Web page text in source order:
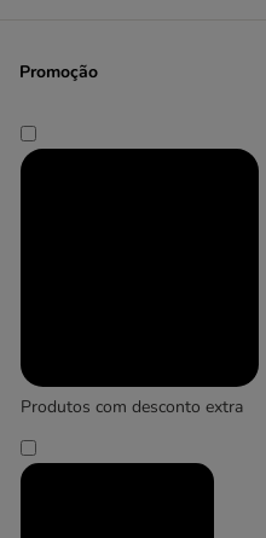
Promoção
Produtos com desconto extra